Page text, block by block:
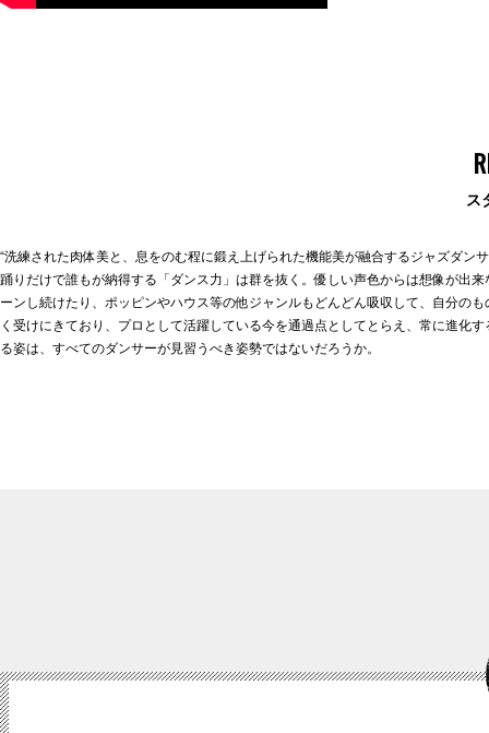
ス
“洗練された肉体美と、息をのむ程に鍛え上げられた機能美が融合するジャズダン
踊りだけで誰もが納得する「ダンス力」は群を抜く。優しい声色からは想像が出
ーンし続けたり、ポッピンやハウス等の他ジャンルもどんどん吸収して、自分の
く受けにきており、プロとして活躍している今を通過点としてとらえ、常に進化
る姿は、すべてのダンサーが見習うべき姿勢ではないだろうか。